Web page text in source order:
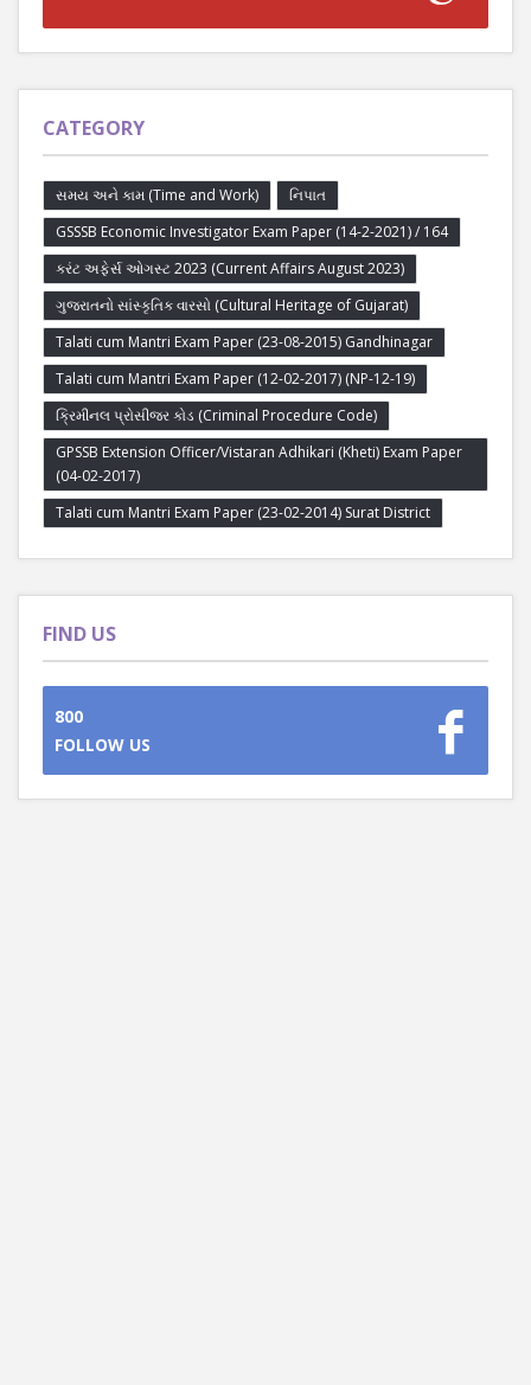
CATEGORY
સમય અને કામ (Time and Work)
નિપાત
GSSSB Economic Investigator Exam Paper (14-2-2021) / 164
કરંટ અફેર્સ ઓગસ્ટ 2023 (Current Affairs August 2023)
ગુજરાતનો સાંસ્કૃતિક વારસો (Cultural Heritage of Gujarat)
Talati cum Mantri Exam Paper (23-08-2015) Gandhinagar
Talati cum Mantri Exam Paper (12-02-2017) (NP-12-19)
ક્રિમીનલ પ્રોસીજર કોડ (Criminal Procedure Code)
GPSSB Extension Officer/Vistaran Adhikari (Kheti) Exam Paper
(04-02-2017)
Talati cum Mantri Exam Paper (23-02-2014) Surat District
FIND US
800
FOLLOW US